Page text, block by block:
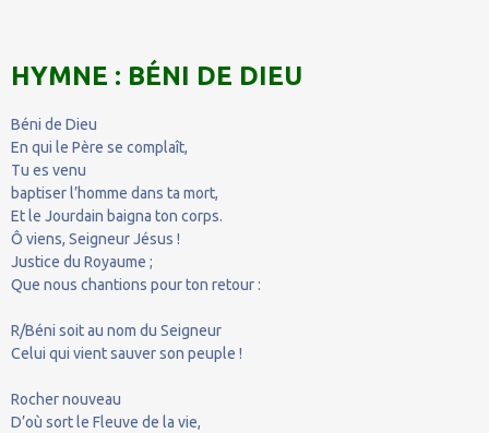
HYMNE : BÉNI DE DIEU
Béni de Dieu
En qui le Père se complaît,
Tu es venu
baptiser l’homme dans ta mort,
Et le Jourdain baigna ton corps.
Ô viens, Seigneur Jésus !
Justice du Royaume ;
Que nous chantions pour ton retour :
R/Béni soit au nom du Seigneur
Celui qui vient sauver son peuple !
Rocher nouveau
D’où sort le Fleuve de la vie,